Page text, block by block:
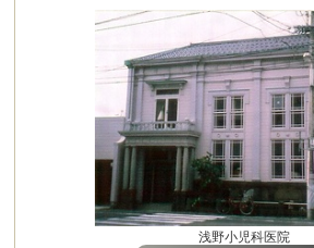
浅野小児科医院